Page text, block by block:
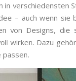
verschiedensten
– auch wenn
von Designs, die
wirken. Dazu
passen.